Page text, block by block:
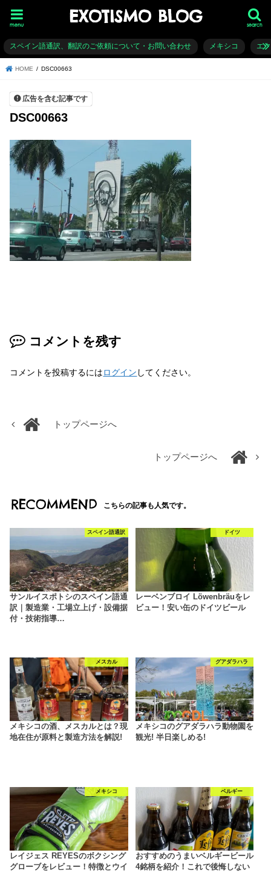
EXOTISMO BLOG search
menu
スペイン語通訳、翻訳のご依頼について・お問い合わせ メキシコ エ
HOME DSC00663
広告を含む記事です
DSC00663
コメントを残す
コメントを投稿するにはログイン してください。
トップページへ
トップページへ
RECOMMEND こちらの記事も人気です。
スペイン語通訳
サンルイスポトシのスペイン語通
訳｜製造業・工場立上げ・設備据
付・技術指導…
ドイツ
レーベンブロイ Löwenbräuをレ
ビュー！安い缶のドイツビール
メスカル
メキシコの酒、メスカルとは？現
地在住が原料と製造方法を解説!
グアダラハラ
メキシコのグアダラハラ動物園を
観光! 半日楽しめる!
メキシコ
レイジェス REYESのボクシング
グローブをレビュー！特徴とウイ
ベルギー
おすすめのうまいベルギービール
4銘柄を紹介！これで後悔しない